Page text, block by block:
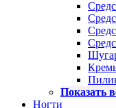
Показать
Ногти